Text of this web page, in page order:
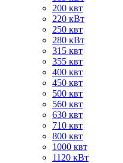
200 квт
220 кВт
250 квт
280 кВт
315 квт
355 квт
400 квт
450 квт
500 квт
560 квт
630 квт
710 квт
800 квт
1000 квт
1120 кВт